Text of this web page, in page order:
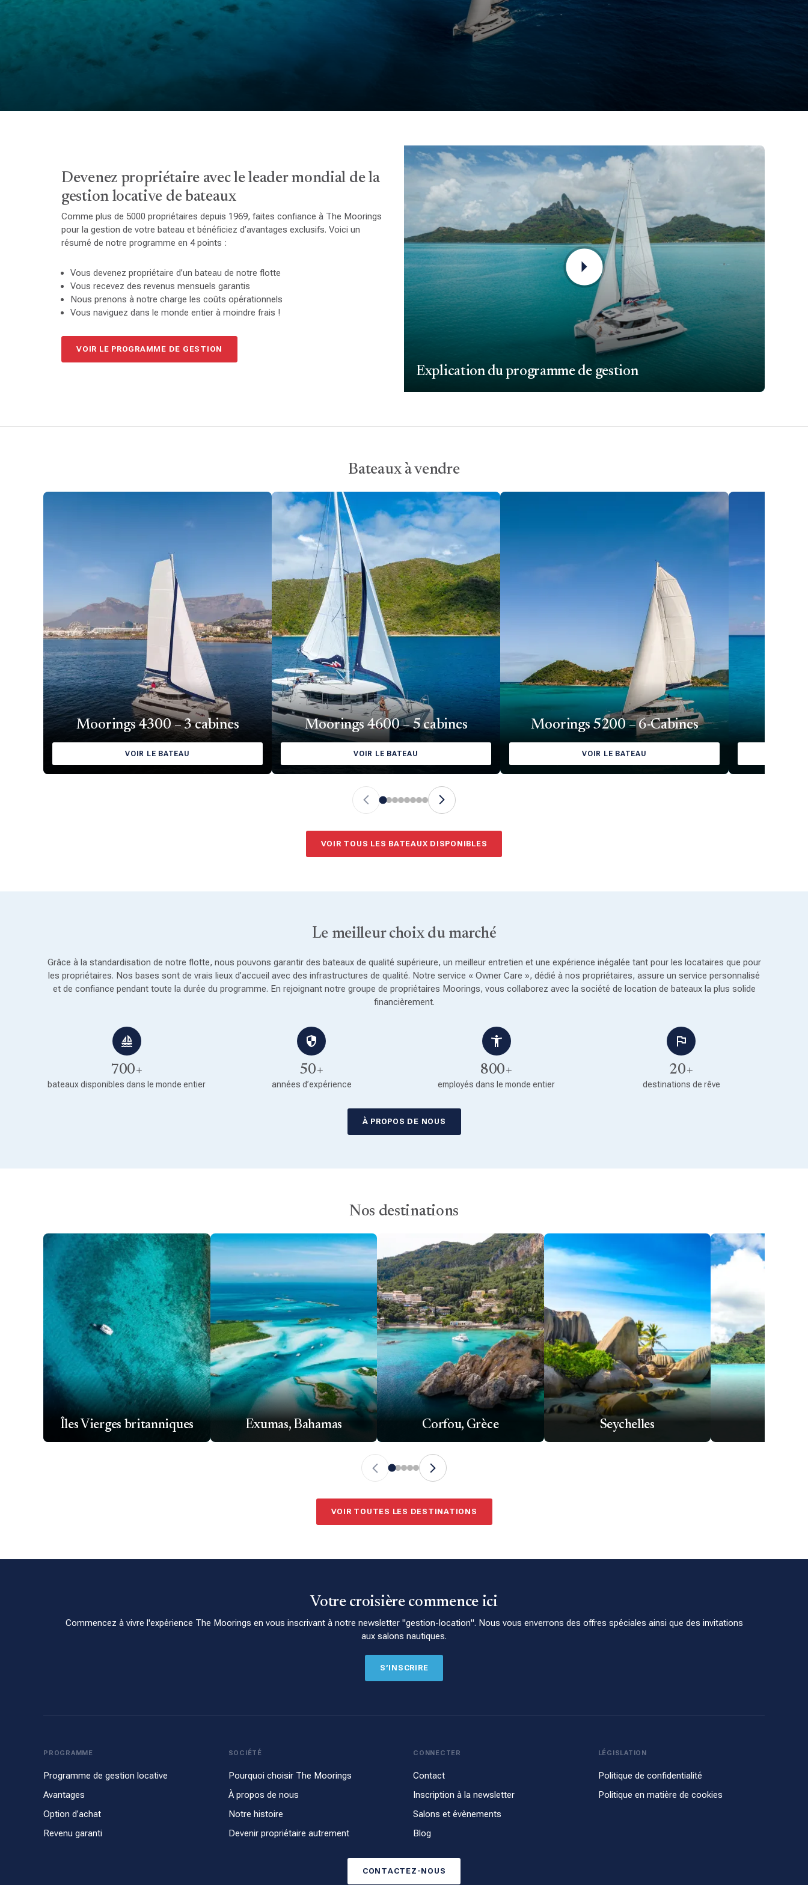
Devenez propriétaire avec le leader mondial de la
gestion locative de bateaux
Comme plus de 5000 propriétaires depuis 1969, faites confiance à The Moorings
pour la gestion de votre bateau et bénéficiez d’avantages exclusifs. Voici un
résumé de notre programme en 4 points :
Vous devenez propriétaire d’un bateau de notre flotte
Vous recevez des revenus mensuels garantis
Nous prenons à notre charge les coûts opérationnels
Vous naviguez dans le monde entier à moindre frais !
VOIR LE PROGRAMME DE GESTION
Explication du programme de gestion
Bateaux à vendre
Moorings 4300 – 3 cabines
VOIR LE BATEAU
Moorings 4600 – 5 cabines
VOIR LE BATEAU
Moorings 5200 – 6-Cabines
VOIR LE BATEAU
VOIR TOUS LES BATEAUX DISPONIBLES
Le meilleur choix du marché
Grâce à la standardisation de notre flotte, nous pouvons garantir des bateaux de qualité supérieure, un meilleur entretien et une expérience inégalée tant pour les locataires que pour
les propriétaires. Nos bases sont de vrais lieux d’accueil avec des infrastructures de qualité. Notre service « Owner Care », dédié à nos propriétaires, assure un service personnalisé
et de confiance pendant toute la durée du programme. En rejoignant notre groupe de propriétaires Moorings, vous collaborez avec la société de location de bateaux la plus solide
financièrement.
700+
bateaux disponibles dans le monde entier
50+
années d’expérience
800+
employés dans le monde entier
20+
destinations de rêve
À PROPOS DE NOUS
Nos destinations
Îles Vierges britanniques Exumas, Bahamas Corfou, Grèce Seychelles
VOIR TOUTES LES DESTINATIONS
Votre croisière commence ici
Commencez à vivre l'expérience The Moorings en vous inscrivant à notre newsletter "gestion-location". Nous vous enverrons des offres spéciales ainsi que des invitations
aux salons nautiques.
S’INSCRIRE
PROGRAMME
Programme de gestion locative
Avantages
Option d’achat
Revenu garanti
SOCIÉTÉ
Pourquoi choisir The Moorings
À propos de nous
Notre histoire
Devenir propriétaire autrement
CONNECTER
Contact
Inscription à la newsletter
Salons et évènements
Blog
LÉGISLATION
Politique de confidentialité
Politique en matière de cookies
CONTACTEZ-NOUS